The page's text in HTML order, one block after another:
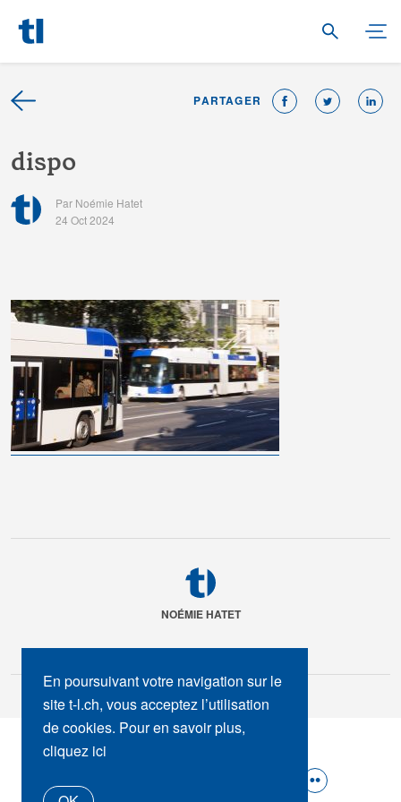
PARTAGER
dispo
Par Noémie Hatet
24 Oct 2024
NOÉMIE HATET
En poursuivant votre navigation sur le
site t-l.ch, vous acceptez l’utilisation
de cookies. Pour en savoir plus,
cliquez ici